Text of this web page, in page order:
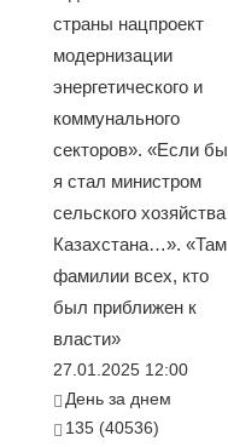
страны нацпроект
модернизации
энергетического и
коммунального
секторов». «Если бы
я стал министром
сельского хозяйства
Казахстана…». «Там
фамилии всех, кто
был приближен к
власти»
27.01.2025 12:00
День за днем
135 (40536)